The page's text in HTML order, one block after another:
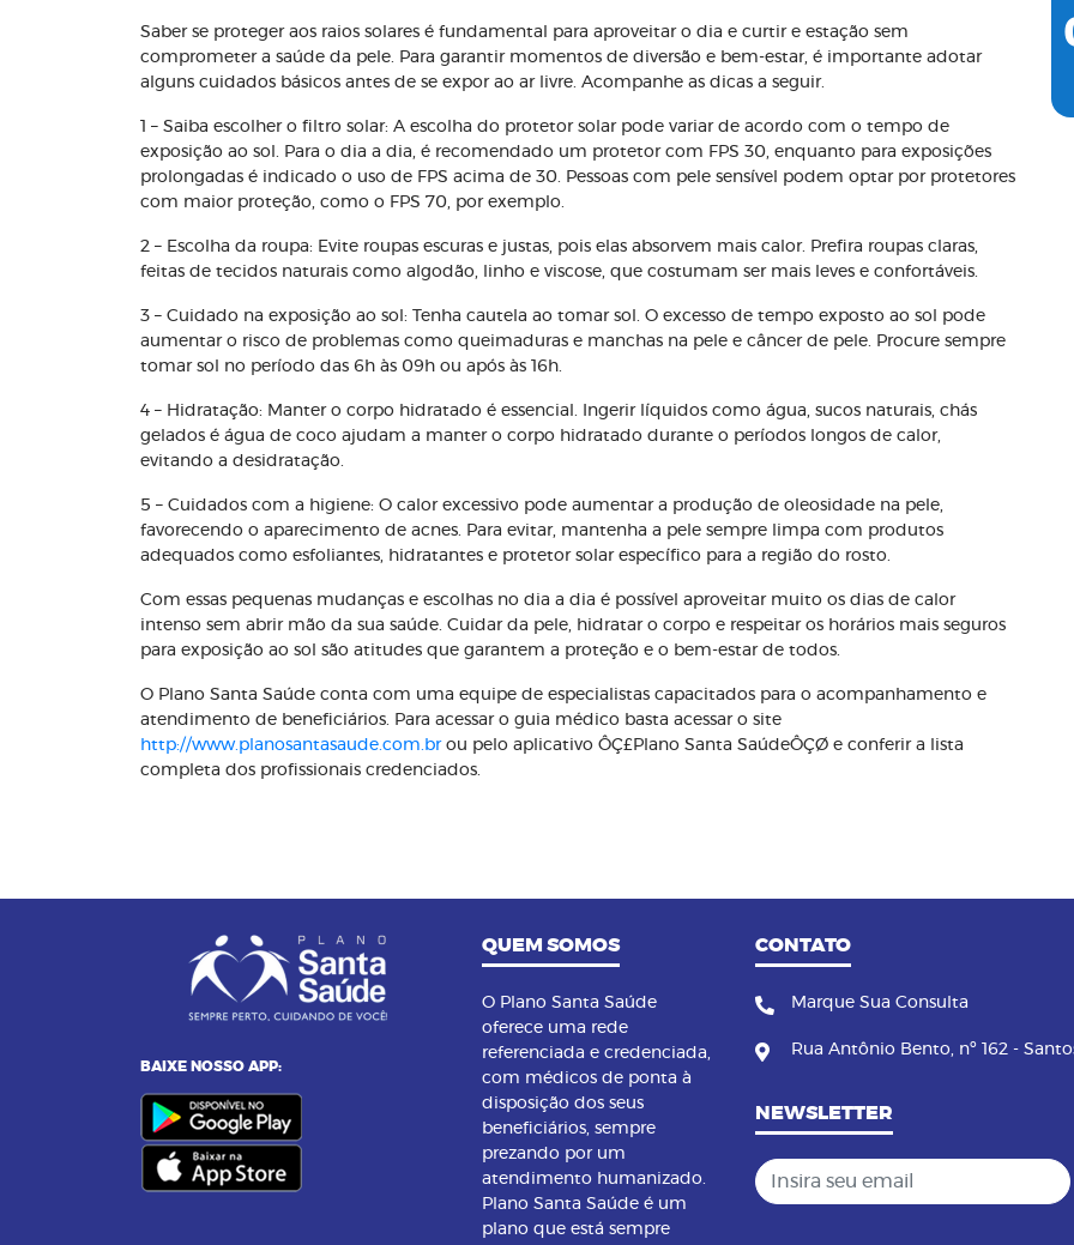
Saber se proteger aos raios solares é fundamental para aproveitar o dia e curtir e estação sem
comprometer a saúde da pele. Para garantir momentos de diversão e bem-estar, é importante adotar
alguns cuidados básicos antes de se expor ao ar livre. Acompanhe as dicas a seguir.
1 – Saiba escolher o filtro solar: A escolha do protetor solar pode variar de acordo com o tempo de
exposição ao sol. Para o dia a dia, é recomendado um protetor com FPS 30, enquanto para exposições
prolongadas é indicado o uso de FPS acima de 30. Pessoas com pele sensível podem optar por protetores
com maior proteção, como o FPS 70, por exemplo.
2 – Escolha da roupa: Evite roupas escuras e justas, pois elas absorvem mais calor. Prefira roupas claras,
feitas de tecidos naturais como algodão, linho e viscose, que costumam ser mais leves e confortáveis.
3 – Cuidado na exposição ao sol: Tenha cautela ao tomar sol. O excesso de tempo exposto ao sol pode
aumentar o risco de problemas como queimaduras e manchas na pele e câncer de pele. Procure sempre
tomar sol no período das 6h às 09h ou após às 16h.
4 – Hidratação: Manter o corpo hidratado é essencial. Ingerir líquidos como água, sucos naturais, chás
gelados é água de coco ajudam a manter o corpo hidratado durante o períodos longos de calor,
evitando a desidratação.
5 – Cuidados com a higiene: O calor excessivo pode aumentar a produção de oleosidade na pele,
favorecendo o aparecimento de acnes. Para evitar, mantenha a pele sempre limpa com produtos
adequados como esfoliantes, hidratantes e protetor solar específico para a região do rosto.
Com essas pequenas mudanças e escolhas no dia a dia é possível aproveitar muito os dias de calor
intenso sem abrir mão da sua saúde. Cuidar da pele, hidratar o corpo e respeitar os horários mais seguros
para exposição ao sol são atitudes que garantem a proteção e o bem-estar de todos.
O Plano Santa Saúde conta com uma equipe de especialistas capacitados para o acompanhamento e
atendimento de beneficiários. Para acessar o guia médico basta acessar o site
http://www.planosantasaude.com.brou pelo aplicativo ÔÇ£Plano Santa SaúdeÔÇØ e conferir a lista
completa dos profissionais credenciados.
BAIXE NOSSO APP:
QUEM SOMOS
O Plano Santa Saúde
oferece uma rede
referenciada e credenciada,
com médicos de ponta à
disposição dos seus
beneficiários, sempre
prezando por um
atendimento humanizado.
Plano Santa Saúde é um
plano que está sempre
CONTATO
Marque Sua Consulta
Rua Antônio Bento, nº 162 -
NEWSLETTER
Insira seu email